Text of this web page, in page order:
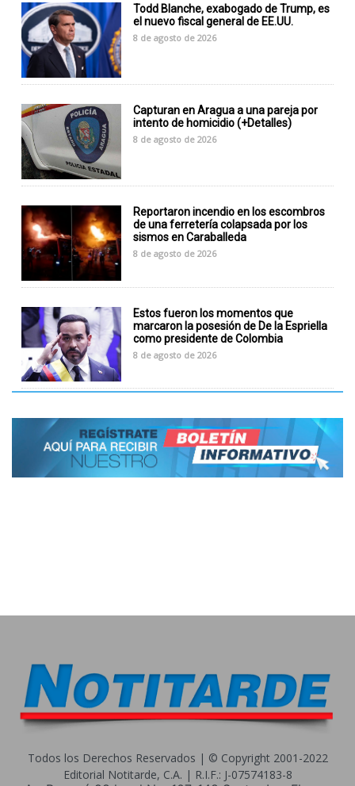
Todd Blanche, exabogado de Trump, es
el nuevo fiscal general de EE.UU.
8 de agosto de 2026
Capturan en Aragua a una pareja por
intento de homicidio (+Detalles)
8 de agosto de 2026
Reportaron incendio en los escombros
de una ferretería colapsada por los
sismos en Caraballeda
8 de agosto de 2026
Estos fueron los momentos que
marcaron la posesión de De la Espriella
como presidente de Colombia
8 de agosto de 2026
Todos los Derechos Reservados | © Copyright 2001-2022
Editorial Notitarde, C.A. | R.I.F.: J-07574183-8